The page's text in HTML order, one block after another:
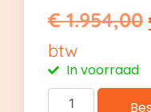
€1.954,00
btw
In voorraad